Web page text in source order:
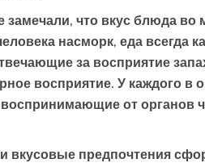
замечали, что вкус блюда
насморк, еда всегда
за восприятие
восприятие. У каждого в
от органов
вкусовые предпочтения